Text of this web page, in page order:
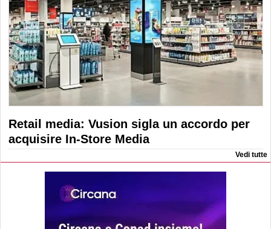
Retail media: Vusion sigla un accordo per
acquisire In-Store Media
Vedi tutte